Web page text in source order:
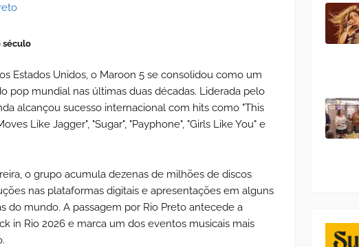
século
Estados Unidos, o Maroon 5 se consolidou como um
pop mundial nas últimas duas décadas. Liderada pelo
alcançou sucesso internacional com hits como "This
Like Jagger", "Sugar", "Payphone", "Girls Like You" e
o grupo acumula dezenas de milhões de discos
nas plataformas digitais e apresentações em alguns
do mundo. A passagem por Rio Preto antecede a
in Rio 2026 e marca um dos eventos musicais mais